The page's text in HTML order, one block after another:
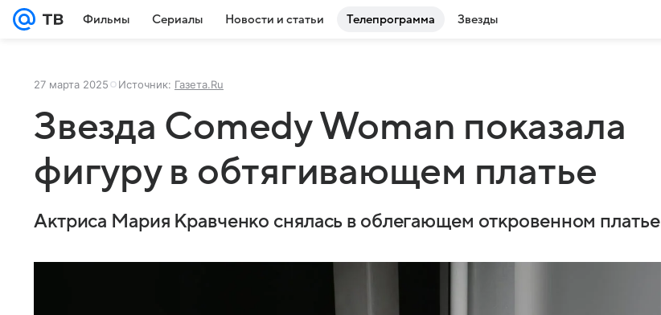
Фильмы Сериалы Новости и статьи Телепрограмма Звезды
27 марта 2025 Источник: Газета.Ru
Звезда Comedy Woman показала
фигуру в обтягивающем платье
Актриса Мария Кравченко снялась в облегающем откровенном платье